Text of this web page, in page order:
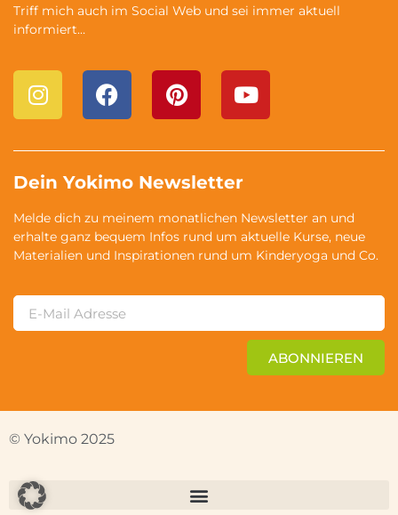
Triff mich auch im Social Web und sei immer aktuell
informiert…
Dein Yokimo Newsletter
Melde dich zu meinem monatlichen Newsletter an und
erhalte ganz bequem Infos rund um aktuelle Kurse, neue
Materialien und Inspirationen rund um Kinderyoga und Co.
ABONNIEREN
© Yokimo 2025